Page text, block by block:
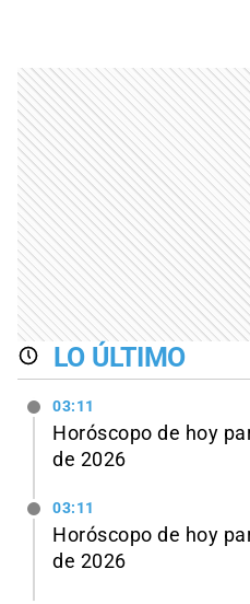
LO ÚLTIMO
03:11
Horóscopo de hoy
de 2026
03:11
Horóscopo de hoy
de 2026